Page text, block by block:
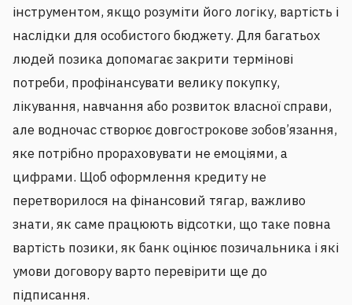
інструментом, якщо розуміти його логіку, вартість і
наслідки для особистого бюджету. Для багатьох
людей позика допомагає закрити термінові
потреби, профінансувати велику покупку,
лікування, навчання або розвиток власної справи,
але водночас створює довгострокове зобов’язання,
яке потрібно прораховувати не емоціями, а
цифрами. Щоб оформлення кредиту не
перетворилося на фінансовий тягар, важливо
знати, як саме працюють відсотки, що таке повна
вартість позики, як банк оцінює позичальника і які
умови договору варто перевірити ще до
підписання.